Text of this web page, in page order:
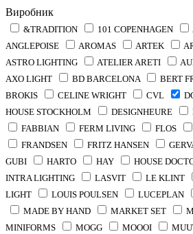
Виробник
&TRADITION 101 COPENHAGEN
ANGLEPOISE
AROMAS ARTEK
ASTRO LIGHTING
ATELIER ARETI
AXO LIGHT
BD BARCELONA BERT
BROKIS
CELINE WRIGHT CVL
HOUSE STOCKHOLM
DESIGNHEURE
FABBIAN
FERM LIVING FLOS
FRANDSEN
FRITZ HANSEN
GUBI
HARTO HAY HOUSE
INTRA LIGHTING
LASVIT LE KLINT
LIGHT
LOUIS POULSEN LUCEPLAN
MADE BY HAND
MARKET SET
MINIFORMS
MOGG MOOOI